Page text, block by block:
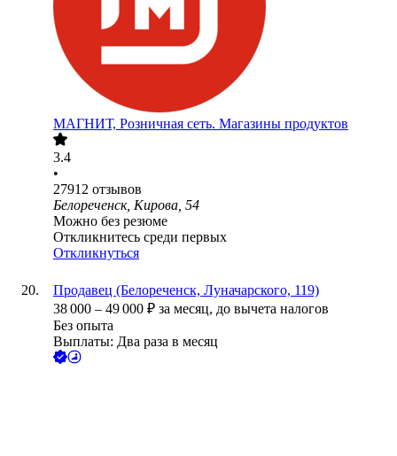
МАГНИТ, Розничная сеть. Магазины продуктов
3.4
•
27912 отзывов
Белореченск, Кирова, 54
Можно без резюме
Откликнитесь среди первых
Откликнуться
Продавец (Белореченск, Луначарского, 119)
38 000 – 49 000 ₽ за месяц, до вычета налогов
Без опыта
Выплаты: Два раза в месяц